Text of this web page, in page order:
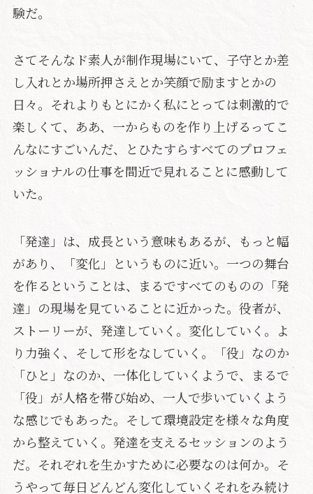
験だ。
さてそんなド素人が制作現場にいて、子守とか差
し入れとか場所押さえとか笑顔で励ますとかの
日々。それよりもとにかく私にとっては刺激的で
楽しくて、ああ、一からものを作り上げるってこ
んなにすごいんだ、とひたすらすべてのプロフェ
ッショナルの仕事を間近で見れることに感動して
いた。
「発達」は、成長という意味もあるが、もっと幅
があり、「変化」というものに近い。一つの舞台
を作るということは、まるですべてのものの「発
達」の現場を見ていることに近かった。役者が、
ストーリーが、発達していく。変化していく。よ
り力強く、そして形をなしていく。「役」なのか
「ひと」なのか、一体化していくようで、まるで
「役」が人格を帯び始め、一人で歩いていくよう
な感じでもあった。そして環境設定を様々な角度
から整えていく。発達を支えるセッションのよう
だ。それぞれを生かすために必要なのは何か。そ
うやって毎日どんどん変化していくそれをみ続け